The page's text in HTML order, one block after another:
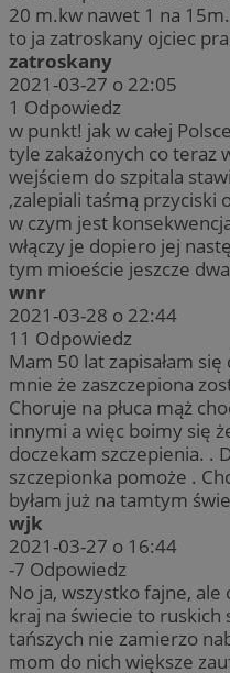
20 m.kw nawet 1 na
to ja zatroskany ojciec
zatroskany
2021-03-27 o 22:05
1 Odpowiedz
w punkt! jak w całej
tyle zakażonych co teraz
wejściem do szpitala
,zalepiali taśmą przyciski
w czym jest
włączy je dopiero jej
tym mioeście jeszcze
wnr
2021-03-28 o 22:44
11 Odpowiedz
Mam 50 lat zapisałam
mnie że zaszczepiona
Choruje na płuca mąż
innymi a więc boimy się
doczekam szczepienia. .
szczepionka pomoże .
byłam już na tamtym
wjk
2021-03-27 o 16:44
-7 Odpowiedz
No ja, wszystko fajne, ale
kraj na świecie to ruskich
tańszych nie zamierzo
mom do nich większe